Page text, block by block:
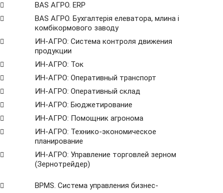
BAS АГРО. ERP
BAS АГРО. Бухгалтерія елеватора, млина і
комбікормового заводу
ИН-АГРО: Система контроля движения
продукции
ИН-АГРО: Ток
ИН-АГРО: Оперативный транспорт
ИН-АГРО: Оперативный склад
ИН-АГРО: Бюджетирование
ИН-АГРО: Помощник агронома
ИН-АГРО: Технико-экономическое
планирование
ИН-АГРО: Управление торговлей зерном
(Зернотрейдер)
ВРМS. Система управления бизнес-